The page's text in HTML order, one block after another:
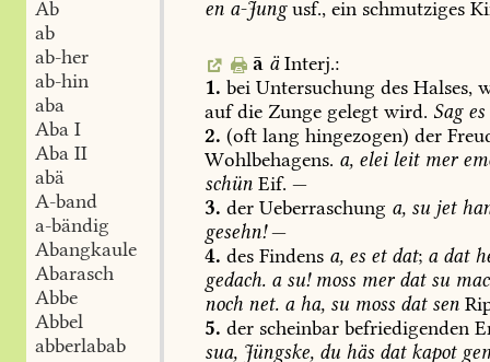
Ab
ab
ab-her
ab-hin
aba
Aba I
Aba II
abä
A-band
a-bändig
Abangkaule
Abarasch
Abbe
Abbel
abberlabab
en a-Jungusf., ein schmutziges
ā äInterj.:
1. bei Untersuchung des Halses,
aufdie Zunge gelegt wird. Sages
2. (oft lang hingezogen) der
Wohlbehagens. a, eleileitmer
schün Eif. —
3. der Ueberraschung a, su jet
gesehn!—
4. des Findens a, es etdat; adat
gedach. asu!moss merdatsu
noch net. aha, su moss datsen
5. der scheinbar befriedigenden
sua, Jüngske, du häs datkapot